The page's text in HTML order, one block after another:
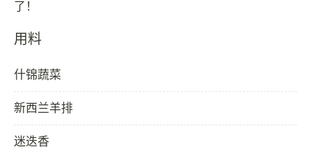
用料
什锦蔬菜
新西兰羊排
迷迭香